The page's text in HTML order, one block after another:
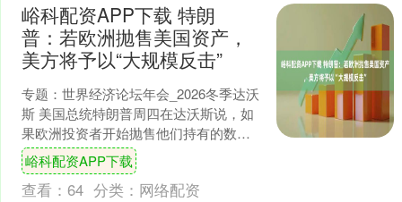
峪科配资APP下载 特朗
普：若欧洲抛售美国资产，
美方将予以“大规模反击”
专题：世界经济论坛年会_2026冬季达沃
斯 美国总统特朗普周四在达沃斯说，如
果欧洲投资者开始抛售他们持有的数万
亿美元美国股票和债券，美国将予以反
击。 他在接受采....
峪科配资APP下载
查看： 64 分类： 网络配资